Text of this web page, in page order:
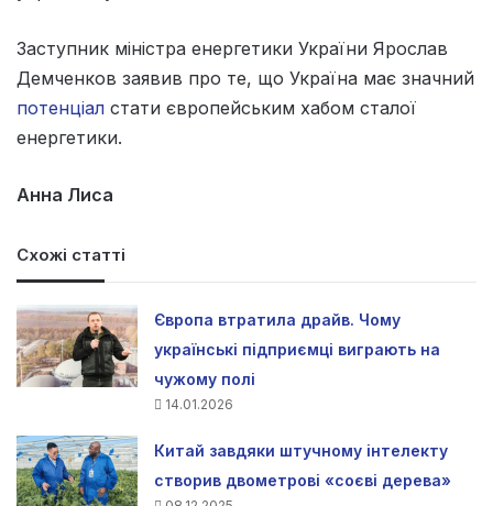
Заступник міністра енергетики України Ярослав
Демченков заявив про те, що Україна має значний
потенціал стати європейським хабом сталої
енергетики.
Анна Лиса
Схожі статті
Європа втратила драйв. Чому
українські підприємці виграють на
чужому полі
14.01.2026
Китай завдяки штучному інтелекту
створив двометрові «соєві дерева»